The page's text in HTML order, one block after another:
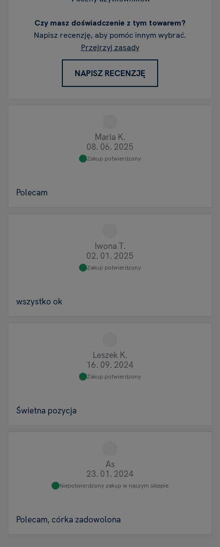
Czy masz doświadczenie z tym towarem?
Napisz recenzję, aby pomóc innym wybrać.
Przejrzyj zasady
NAPISZ RECENZJĘ
Maria K.
08. 06. 2025
Zakup potwierdzony
Polecam
Iwona T.
02. 01. 2025
Zakup potwierdzony
wszystko ok
Leszek K.
16. 09. 2024
Zakup potwierdzony
Świetna pozycja
As
23. 01. 2024
Niepotwierdzony zakup w naszym sklepie
Polecam, córka zadowolona